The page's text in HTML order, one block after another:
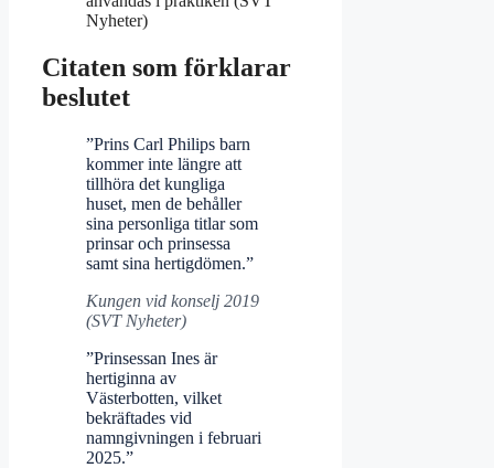
Nyheter)
Citaten som förklarar
beslutet
”Prins Carl Philips barn
kommer inte längre att
tillhöra det kungliga
huset, men de behåller
sina personliga titlar som
prinsar och prinsessa
samt sina hertigdömen.”
Kungen vid konselj 2019
(SVT Nyheter)
”Prinsessan Ines är
hertiginna av
Västerbotten, vilket
bekräftades vid
namngivningen i februari
2025.”